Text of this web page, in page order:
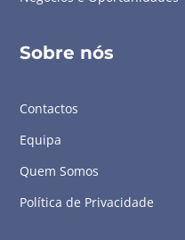
Sobre nós
Contactos
Equipa
Quem Somos
Política de Privacidade